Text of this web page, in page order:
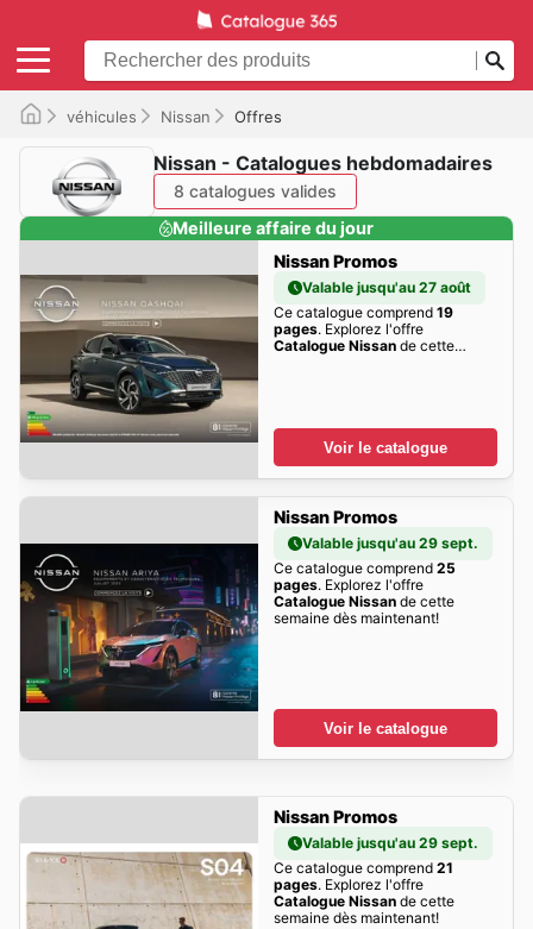
véhicules Nissan Offres
Nissan - Catalogues hebdomadaires
8 catalogues valides
Meilleure affaire du jour
Nissan Promos
Valable jusqu'au 27 août
Ce catalogue comprend 19
pages. Explorez l'offre
Catalogue Nissande cette
Voir le catalogue
Nissan Promos
Valable jusqu'au 29 sept.
Ce catalogue comprend 25
pages. Explorez l'offre
Catalogue Nissande cette
semaine dès maintenant!
Voir le catalogue
Nissan Promos
Valable jusqu'au 29 sept.
Ce catalogue comprend 21
pages. Explorez l'offre
Catalogue Nissande cette
semaine dès maintenant!